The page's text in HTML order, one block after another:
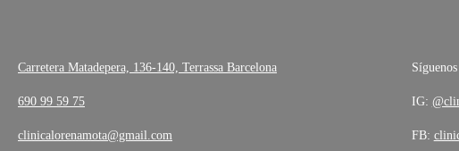
Carretera Matadepera, 136-140, Terrassa Barcelona
690 99 59 75
clinicalorenamota@gmail.com
IG:
FB: